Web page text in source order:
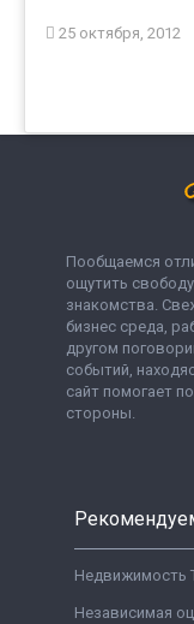
25 октября, 2012
Пообщаемся
ощутить
знакомства.
бизнес среда,
другом
событий,
сайт помогает
стороны.
Недвижимость
Независимая